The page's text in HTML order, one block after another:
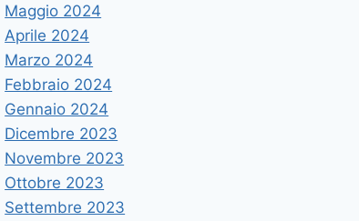
Divruggeri 18 Aprile 2018
Maggio 2024
Aprile 2024
Marzo 2024
Febbraio 2024
Gennaio 2024
Dicembre 2023
Novembre 2023
Ottobre 2023
Settembre 2023